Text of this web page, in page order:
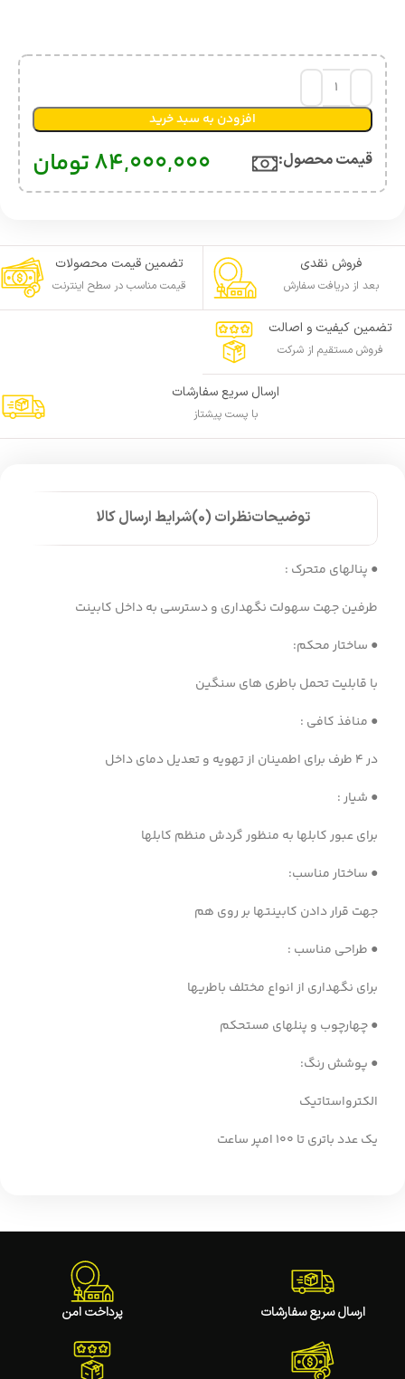
افزودن به سبد خرید
قیمت محصول:​ 84,000,000تومان
فروش نقدی
بعد از دریافت سفارش
تضمین قیمت محصولات
قیمت مناسب در سطح اینترنت
تضمین کیفیت و اصالت
فروش مستقیم از شرکت
ارسال سریع سفارشات
با پست پیشتاز
توضیحاتنظرات (0) شرایط ارسال کالا
● پنالهای متحرک :
طرفین جهت سهولت نگهداری و دسترسی به داخل کابینت
● ساختار محکم:
با قابلیت تحمل باطری های سنگین
● منافذ کافی :
در ۴ طرف برای اطمینان از تهویه و تعدیل دمای داخل
● شیار :
برای عبور کابلها به منظور گردش منظم کابلها
● ساختار مناسب:
جهت قرار دادن کابینتها بر روی هم
● طراحی مناسب :
برای نگهداری از انواع مختلف باطریها
● چهارچوب و پنلهای مستحکم
● پوشش رنگ:
الکترواستاتیک
یک عدد باتری تا 100 امپر ساعت
ارسال سریع سفارشات پرداخت امن